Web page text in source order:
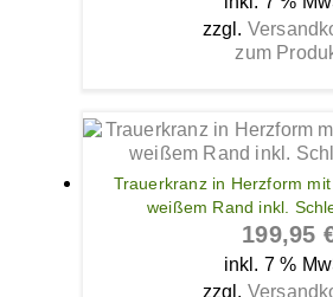
zzgl.
zum
Trauerkranz in Herzform
weißem Rand inkl.
199,95
inkl. 7 %
zzgl.